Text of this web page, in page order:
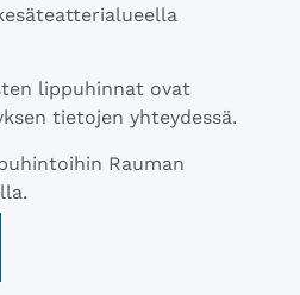
lippuhinnat ovat
tietojen yhteydessä.
Rauman